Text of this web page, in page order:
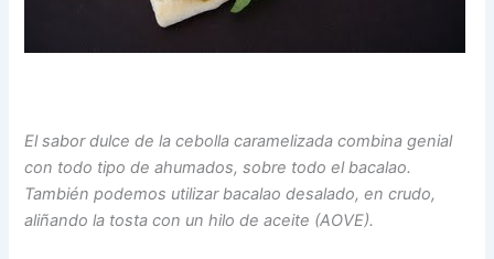
El sabor dulce de la cebolla caramelizada combina genial
con todo tipo de ahumados, sobre todo el bacalao.
También podemos utilizar bacalao desalado, en crudo,
aliñando la tosta con un hilo de aceite (AOVE).